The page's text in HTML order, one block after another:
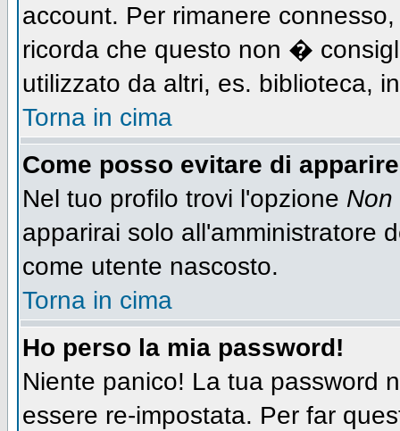
account. Per rimanere
ricorda che questo non �
utilizzato da altri, es. biblioteca,
Torna in cima
Come posso evitare di
Nel tuo profilo trovi l'opzione Non
apparirai solo all'amministratore
come utente nascosto.
Torna in cima
Ho perso la mia password!
Niente panico! La tua
essere re-impostata. Per far